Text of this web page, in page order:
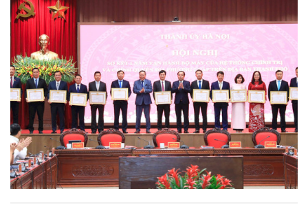
Trung ương để tiếp tục tinh chỉnh xã, phường, đảm bảo mô hình
chính quyền địa phương 2 cấp của Hà Nội phát huy hiệu quả
hơn nữa trong giai đoạn mới.